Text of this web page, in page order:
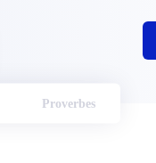
Proverbes